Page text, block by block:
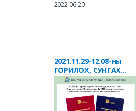
2022-06-20
2021.11.29-12.08-ны
ГОРИЛОХ, СУНГАХ
ШАЛГАЛТЫН ТУШААЛ